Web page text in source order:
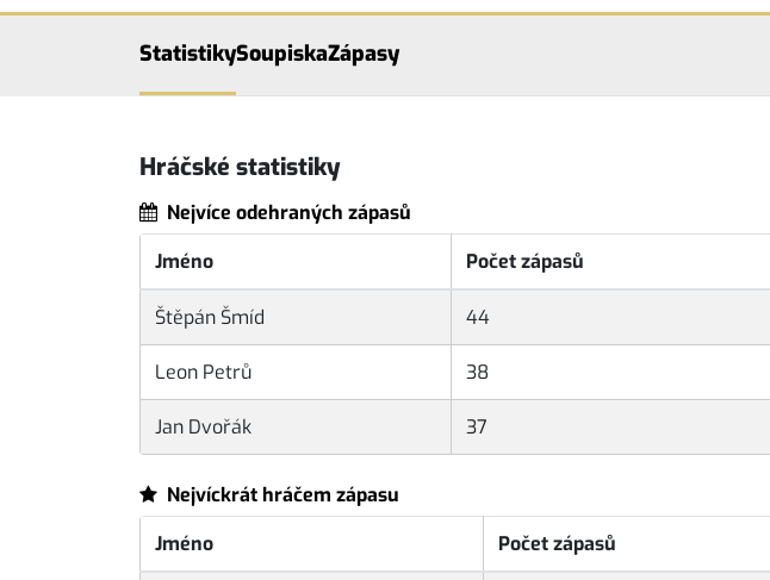
StatistikySoupiskaZápasy
Hráčské statistiky
Nejvíce odehraných zápasů
Jméno
Počet zápasů
Štěpán Šmíd 44
Leon Petrů 38
Jan Dvořák 37
Nejvíckrát hráčem zápasu
Jméno
Počet zápasů